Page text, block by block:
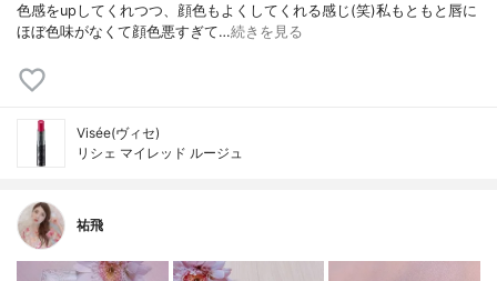
色感をupしてくれつつ、顔色もよくしてくれる感じ(笑)私もともと唇に
ほぼ色味がなくて顔色悪すぎて…続きを見る
Visée(ヴィセ)
リシェ マイレッド ルージュ
祐飛